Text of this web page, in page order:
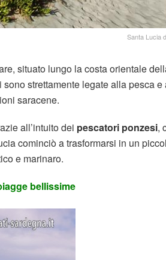
Santa Lucia
situato lungo la costa orientale
sono strettamente legate alla pesca e
saracene.
all’intuito dei pescatori ponzesi,
cominciò a trasformarsi in un
e marinaro.
bellissime